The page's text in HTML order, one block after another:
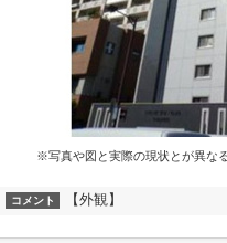
※写真や図と実際の現状とが異な
コメント 【外観】